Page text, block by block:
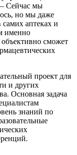
Сейчас мы
но мы даже
самих аптеках и
именно
сможет
проект для
и других
Основная задача
знаний по